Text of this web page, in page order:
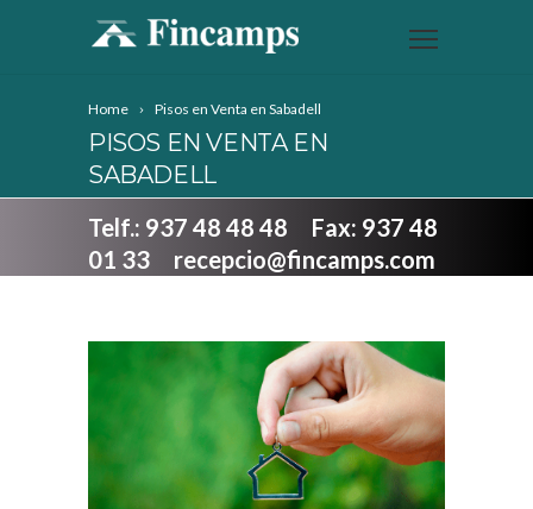
Home Pisos en Venta en Sabadell
PISOS EN VENTA EN
SABADELL
Telf.: 937 48 48 48 Fax: 937 48
01 33 recepcio@fincamps.com